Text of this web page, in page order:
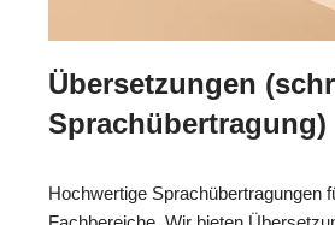
Übersetzungen
Sprachübertragung)
Hochwertige Sprachübertragungen